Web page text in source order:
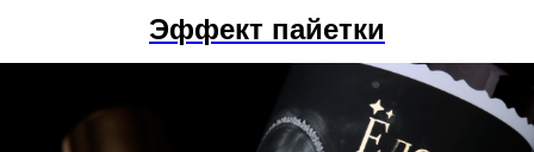
Эффект пайетки